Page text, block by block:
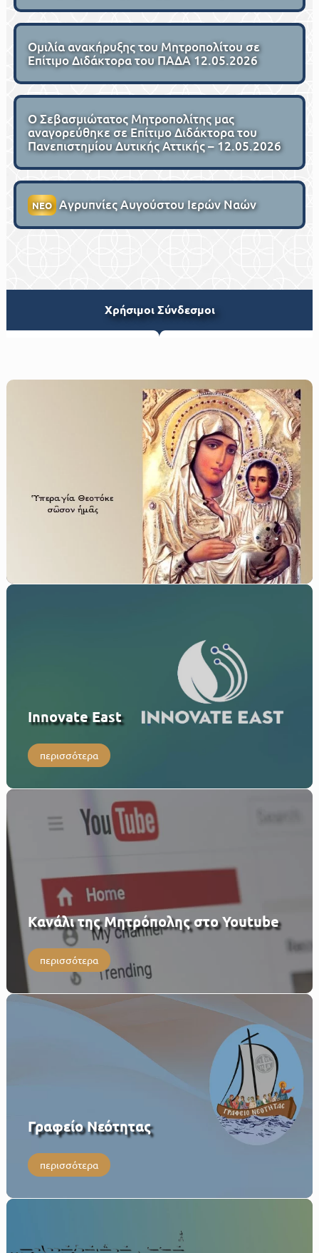
Ομιλία ανακήρυξης του Μητροπολίτου σε
Επίτιμο Διδάκτορα του ΠΑΔΑ 12.05.2026
Ο Σεβασμιώτατος Μητροπολίτης μας
αναγορεύθηκε σε Επίτιμο Διδάκτορα του
Πανεπιστημίου Δυτικής Αττικής – 12.05.2026
ΝΕΟ Αγρυπνίες Αυγούστου Ιερών Ναών
Xρήσιμοι Σύνδεσμοι
Innovate East
περισσότερα
Κανάλι της Μητρόπολης στο Youtube
περισσότερα
Γραφείο Νεότητας
περισσότερα